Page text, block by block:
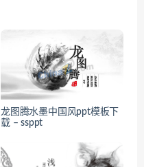
龙图腾水墨中国风ppt模板下
载 – ssppt